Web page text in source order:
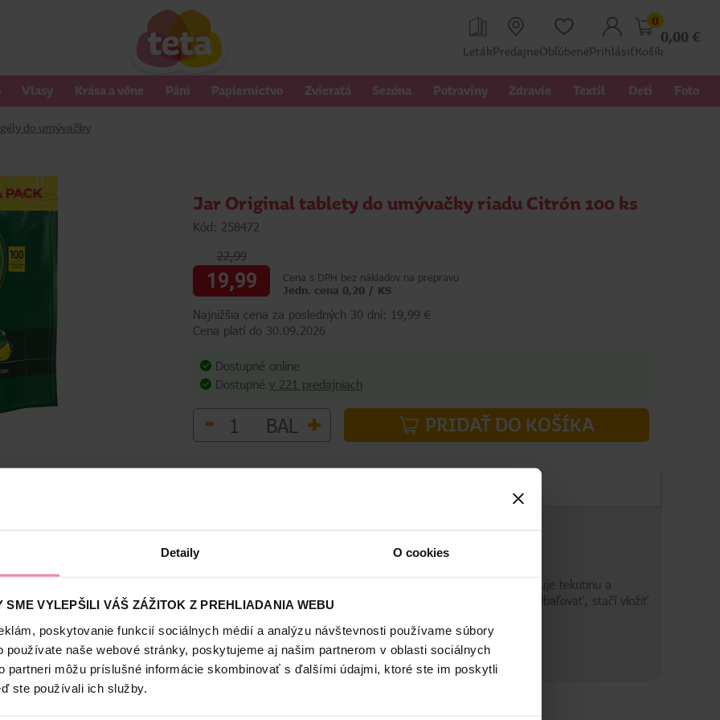
Detaily O cookies
SME VYLEPŠILI VÁŠ ZÁŽITOK Z PREHLIADANIA WEBU
poskytovanie funkcií sociálnych médií a analýzu návštevnosti používame súbory
používate naše webové stránky, poskytujeme aj našim partnerom v oblasti sociálnych
partneri môžu príslušné informácie skombinovať s ďalšími údajmi, ktoré ste im poskytli
ste používali ich služby.
LetákPredajneObľúbenéPrihlásiť
0
0,00 €
Košík
Vlasy Krása a vône Páni Papierníctvo Zvieratá Sezóna Potraviny Zdravie Textil Deti Foto
do umývačky
Jar Original tablety do umývačky riadu Citrón 100 ks
Kód: 258472
22,99
19,99
Cena s DPH bez nákladov na prepravu
Jedn. cena 0,20 / KS
Najnižšia cena za posledných 30 dní: 19,99 €
Cena platí do 30.09.2026
Dostupné online
Dostupné v 221 predajniach
- BAL + PRIDAŤ DO KOŠÍKA
na prvýkrát, sú účinné aj pri zaschnutej mastnote a zanechajú váš riad žiarivo čistý. Jar kombinuje tekutinu a
sa rýchlo rozpustí a čistí hneď od začiatku programu. A tak ľahko sa používajú! Nemusíte ich odbaľovať, stačí vložiť
môžete vždy spoľahnúť. Je neskutočne účinný voči mastnote, penivý a koncentrovaný, takže Váš riad bude zakaždým
Zloženie